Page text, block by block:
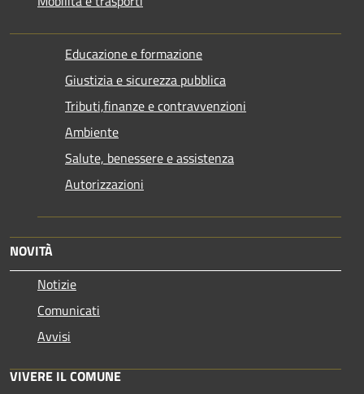
Educazione e formazione
Giustizia e sicurezza pubblica
Tributi,finanze e contravvenzioni
Ambiente
Salute, benessere e assistenza
Autorizzazioni
NOVITÀ
Notizie
Comunicati
Avvisi
VIVERE IL COMUNE